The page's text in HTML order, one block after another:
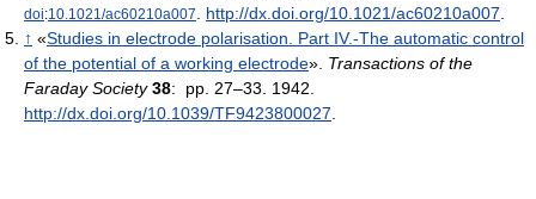
doi:10.1021/ac60210a007 http://dx.doi.org/10.1021/ac60210a007
↑ «Studies in electrode polarisation. Part IV.-The automatic control
of the potential of a working electrode». Transactions of the
Faraday Society 38: pp. 27–33. 1942
http://dx.doi.org/10.1039/TF9423800027